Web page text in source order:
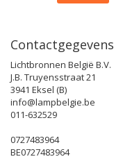
Contactgegevens
Lichtbronnen België B.V.
J.B. Truyensstraat 21
3941 Eksel (B)
info@lampbelgie.be
011-632529
0727483964
BE0727483964